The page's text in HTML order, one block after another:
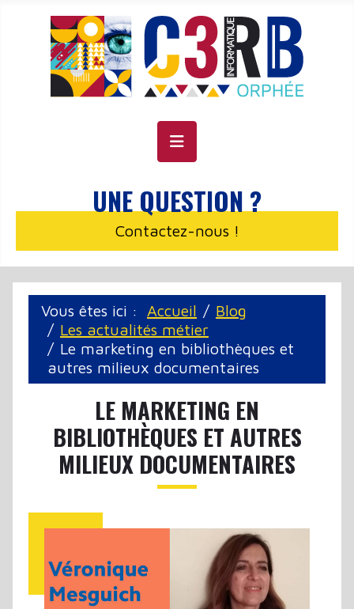
UNE QUESTION ?
Contactez-nous !
Vous êtes ici : Accueil
Blog
Les actualités métier
Le marketing en bibliothèques et
autres milieux documentaires
LE MARKETING EN
BIBLIOTHÈQUES ET AUTRES
MILIEUX DOCUMENTAIRES